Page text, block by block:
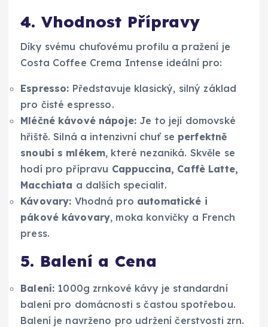
4. Vhodnost Přípravy
Díky svému chuťovému profilu a pražení je
Costa Coffee Crema Intense ideální pro:
Espresso: Představuje klasický, silný základ
pro čisté espresso.
Mléčné kávové nápoje: Je to její domovské
hřiště. Silná a intenzivní chuť se perfektně
snoubí s mlékem, které nezaniká. Skvěle se
hodí pro přípravu Cappuccina, Caffè Latte,
Macchiata a dalších specialit.
Kávovary: Vhodná pro automatické i
pákové kávovary, moka konvičky a French
press.
5. Balení a Cena
Balení: 1000g zrnkové kávy je standardní
balení pro domácnosti s častou spotřebou.
Balení je navrženo pro udržení čerstvosti zrn.